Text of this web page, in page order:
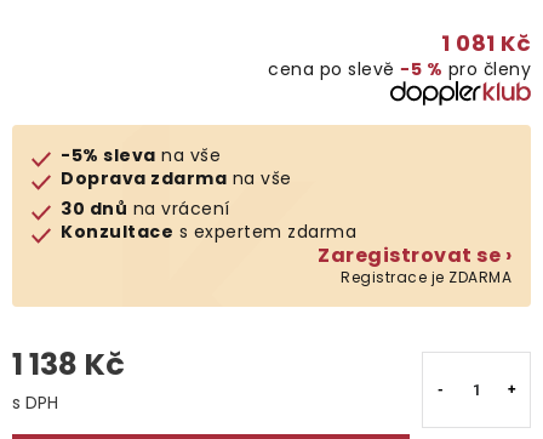
Klub výhod
Naše katalogy
1 081 Kč
cena po slevě −5 % pro členy
-5% sleva na vše
Doprava zdarma na vše
30 dnů na vrácení
Konzultace s expertem zdarma
Zaregistrovat se ›
Registrace je ZDARMA
1 138 Kč